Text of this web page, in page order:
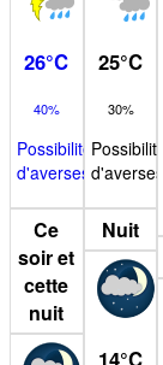
26°C
40%
Possibilité
d'averses
Ce
soir et
cette
nuit
25°C
30%
Possibilité
d'averses
Nuit
14°C